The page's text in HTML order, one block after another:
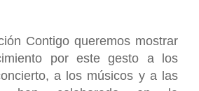
Contigo queremos mostrar
por este gesto a los
a los músicos y a las